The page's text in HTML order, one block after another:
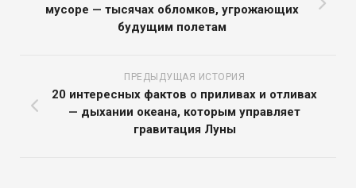
мусоре — тысячах обломков, угрожающих
будущим полетам
ПРЕДЫДУЩАЯ ИСТОРИЯ
20 интересных фактов о приливах и отливах
— дыхании океана, которым управляет
гравитация Луны